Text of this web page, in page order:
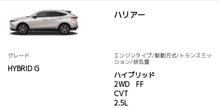
ハリアー
グレード
HYBRID G
エンジンタイプ/駆動方式/ トランスミッ
ション/排気量
ハイブリッド
2WD FF
CVT
2.5L